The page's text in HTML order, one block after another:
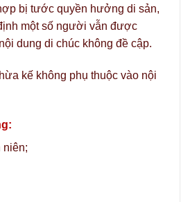
bị tước quyền hưởng di sản,
một số người vẫn được
dung di chúc không đề cập.
kế không phụ thuộc vào nội
niên;